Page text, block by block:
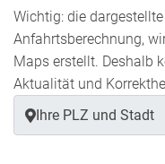
Wichtig: die
Anfahrtsberechnung,
Maps erstellt. Deshalb
Aktualität und
Ihre PLZ und Stadt